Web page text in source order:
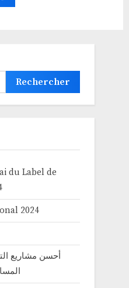
Rechercher
du Label de
2024
أحسن مشاريع